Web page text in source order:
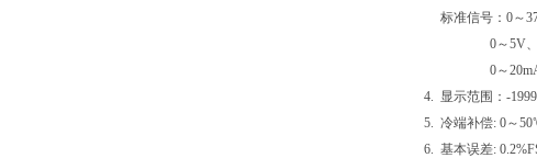
标准信号：0～
0～5V、1～
0～20mA、
4. 显示范围：-
5. 冷端补偿: 0～
6. 基本误差: